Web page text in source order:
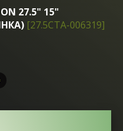
27.5" 15"
[27.5СTA-006319]